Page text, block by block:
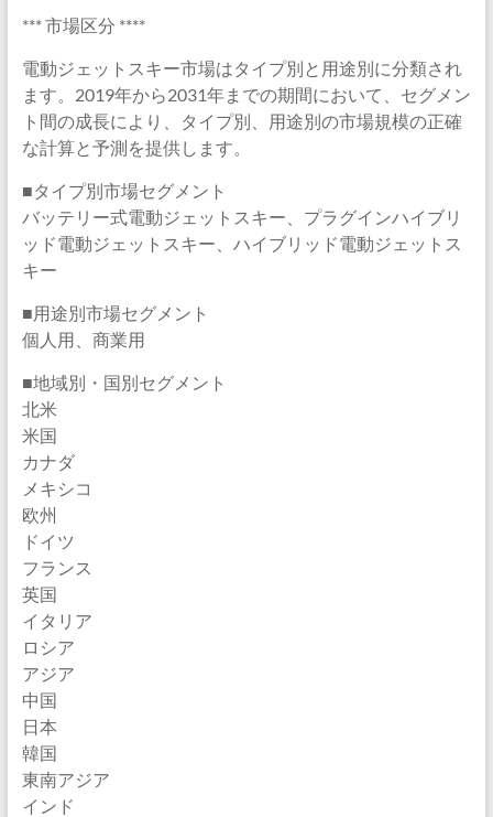
*** 市場区分 ****
電動ジェットスキー市場はタイプ別と用途別に分類され
ます。2019年から2031年までの期間において、セグメン
ト間の成長により、タイプ別、用途別の市場規模の正確
な計算と予測を提供します。
■タイプ別市場セグメント
バッテリー式電動ジェットスキー、プラグインハイブリ
ッド電動ジェットスキー、ハイブリッド電動ジェットス
キー
■用途別市場セグメント
個人用、商業用
■地域別・国別セグメント
北米
米国
カナダ
メキシコ
欧州
ドイツ
フランス
英国
イタリア
ロシア
アジア
中国
日本
韓国
東南アジア
インド